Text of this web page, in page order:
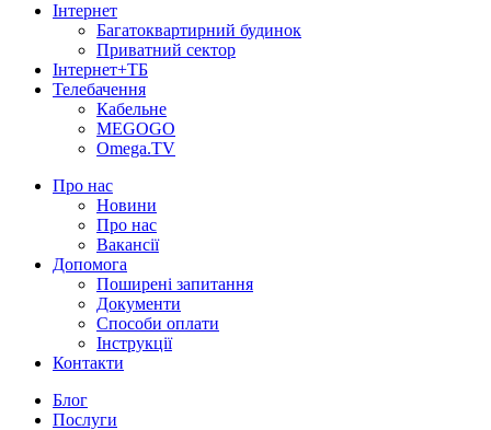
Інтернет
Багатоквартирний будинок
Приватний сектор
Інтернет+ТБ
Телебачення
Кабельне
MEGOGO
Omega.TV
Про нас
Новини
Про нас
Вакансії
Допомога
Поширені запитання
Документи
Способи оплати
Інструкції
Контакти
Блог
Послуги